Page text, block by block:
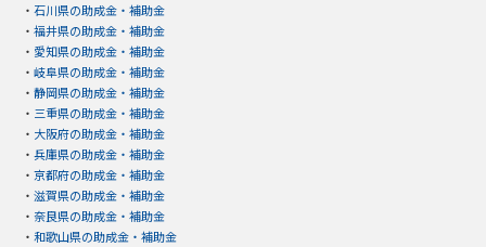
・ 石川県の助成金・補助金
・ 福井県の助成金・補助金
・ 愛知県の助成金・補助金
・ 岐阜県の助成金・補助金
・ 静岡県の助成金・補助金
・ 三重県の助成金・補助金
・ 大阪府の助成金・補助金
・ 兵庫県の助成金・補助金
・ 京都府の助成金・補助金
・ 滋賀県の助成金・補助金
・ 奈良県の助成金・補助金
・ 和歌山県の助成金・補助金